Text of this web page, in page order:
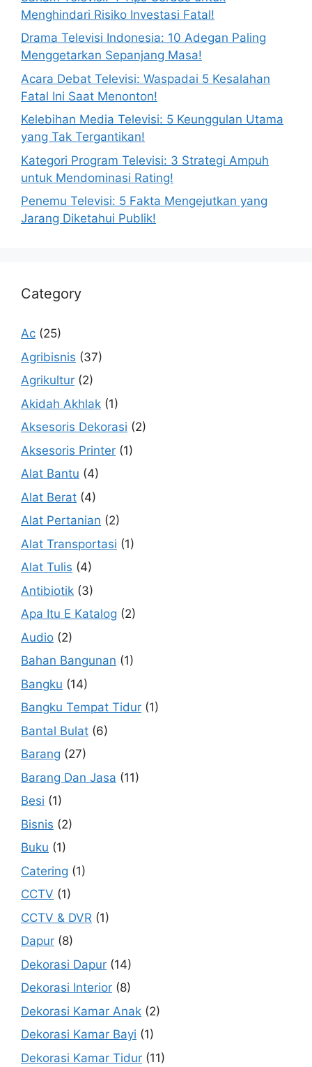
Menghindari Risiko Investasi Fatal!
Drama Televisi Indonesia: 10 Adegan Paling
Menggetarkan Sepanjang Masa!
Acara Debat Televisi: Waspadai 5 Kesalahan
Fatal Ini Saat Menonton!
Kelebihan Media Televisi: 5 Keunggulan Utama
yang Tak Tergantikan!
Kategori Program Televisi: 3 Strategi Ampuh
untuk Mendominasi Rating!
Penemu Televisi: 5 Fakta Mengejutkan yang
Jarang Diketahui Publik!
Category
Ac (25)
Agribisnis (37)
Agrikultur (2)
Akidah Akhlak (1)
Aksesoris Dekorasi (2)
Aksesoris Printer (1)
Alat Bantu (4)
Alat Berat (4)
Alat Pertanian (2)
Alat Transportasi (1)
Alat Tulis (4)
Antibiotik (3)
Apa Itu E Katalog (2)
Audio (2)
Bahan Bangunan (1)
Bangku (14)
Bangku Tempat Tidur (1)
Bantal Bulat (6)
Barang (27)
Barang Dan Jasa (11)
Besi (1)
Bisnis (2)
Buku (1)
Catering (1)
CCTV (1)
CCTV & DVR (1)
Dapur (8)
Dekorasi Dapur (14)
Dekorasi Interior (8)
Dekorasi Kamar Anak (2)
Dekorasi Kamar Bayi (1)
Dekorasi Kamar Tidur (11)